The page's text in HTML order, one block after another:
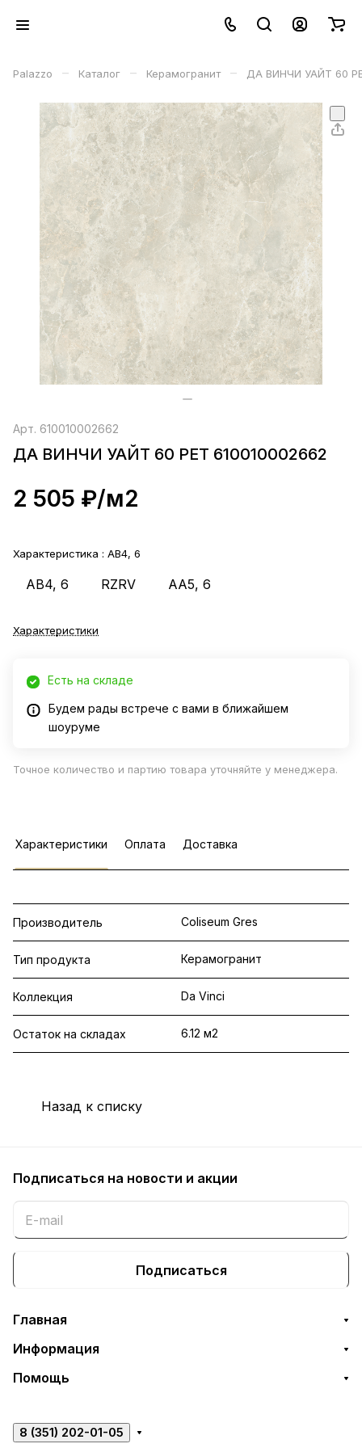
Palazzo – Каталог – Керамогранит – ДА ВИНЧИ УАЙТ 60
Арт. 610010002662
ДА ВИНЧИ УАЙТ 60 РЕТ 610010002662
2 505 ₽/м2
Характеристика : AB4, 6
AB4, 6 RZRV AA5, 6
Характеристики
Есть на складе
Будем рады встрече с вами в ближайшем
шоуруме
Точное количество и партию товара уточняйте у менеджера.
Характеристики Оплата Доставка
Производитель Coliseum Gres
Тип продукта Керамогранит
Коллекция Da Vinci
Остаток на складах 6.12 м2
Назад к списку
Подписаться на новости и акции
Подписаться
Главная
Информация
Помощь
8 (351) 202-01-05